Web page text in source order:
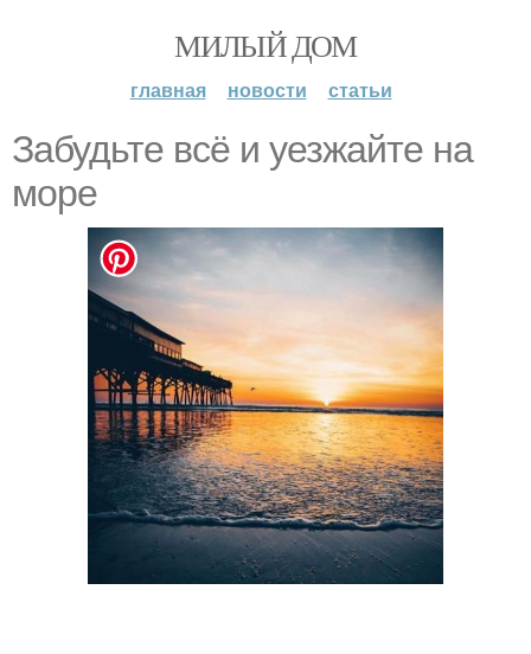
МИЛЫЙ ДОМ
главная новости статьи
Забудьте всё и уезжайте на
море